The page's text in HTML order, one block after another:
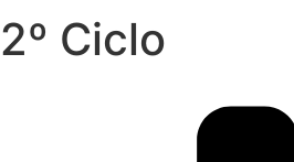
2º Ciclo